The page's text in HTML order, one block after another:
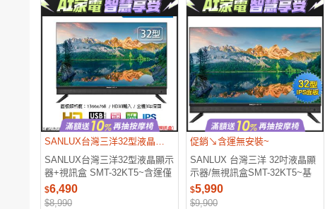
SANLUX台灣三洋32型液晶顯示器+視訊盒 SMT-32KT5~含運僅配送一樓
SANLUX台灣三洋32型液晶顯示
器+視訊盒 SMT-32KT5~含運僅
配送一樓
$6,490
$8,990
促銷↘含運無安裝~
SANLUX 台灣三洋 32吋液晶顯
示器/無視訊盒SMT-32KT5~基
本運送至一樓
$5,990
$9,900